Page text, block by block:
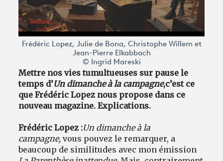
Frédéric Lopez, Julie de Bona, Christophe Willem et
Jean-Pierre Elkabbach
© Ingrid Mareski
Mettre nos vies tumultueuses sur pause le
temps d’Un dimanche à la campagne,c’est ce
que Frédéric Lopez nous propose dans ce
nouveau magazine. Explications.
Frédéric Lopez :Un dimanche à la
campagne, vous pouvez le remarquer, a
beaucoup de similitudes avec mon émission